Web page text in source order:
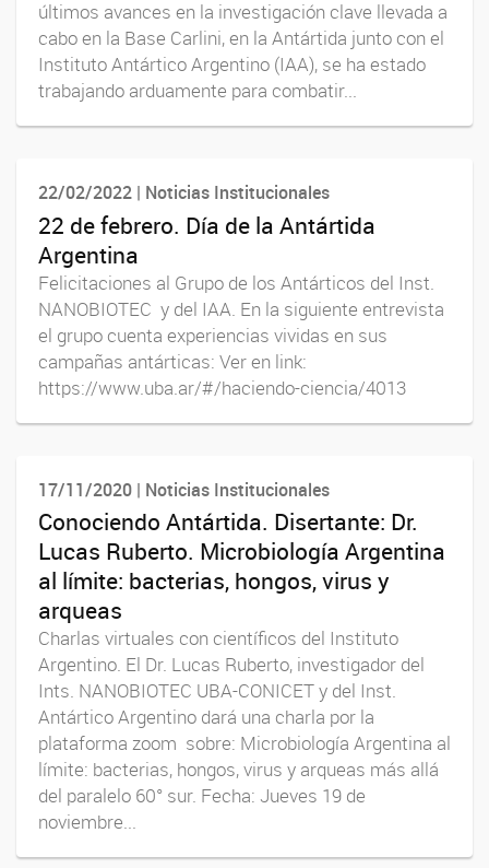
últimos avances en la investigación clave llevada a
cabo en la Base Carlini, en la Antártida junto con el
Instituto Antártico Argentino (IAA), se ha estado
trabajando arduamente para combatir...
22/02/2022 | Noticias Institucionales
22 de febrero. Día de la Antártida
Argentina
Felicitaciones al Grupo de los Antárticos del Inst.
NANOBIOTEC y del IAA. En la siguiente entrevista
el grupo cuenta experiencias vividas en sus
campañas antárticas: Ver en link:
https://www.uba.ar/#/haciendo-ciencia/4013
17/11/2020 | Noticias Institucionales
Conociendo Antártida. Disertante: Dr.
Lucas Ruberto. Microbiología Argentina
al límite: bacterias, hongos, virus y
arqueas
Charlas virtuales con científicos del Instituto
Argentino. El Dr. Lucas Ruberto, investigador del
Ints. NANOBIOTEC UBA-CONICET y del Inst.
Antártico Argentino dará una charla por la
plataforma zoom sobre: Microbiología Argentina al
límite: bacterias, hongos, virus y arqueas más allá
del paralelo 60° sur. Fecha: Jueves 19 de
noviembre...